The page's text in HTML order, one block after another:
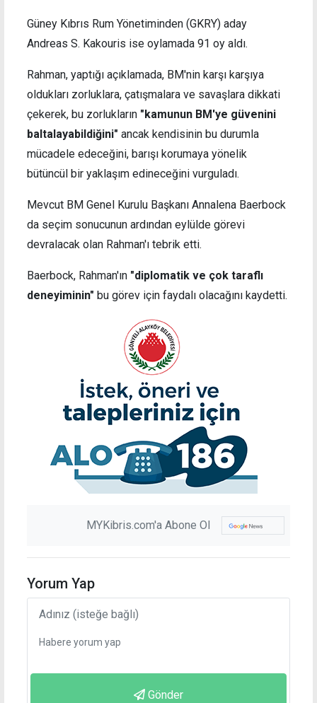
Güney Kıbrıs Rum Yönetiminden (GKRY) aday
Andreas S. Kakouris ise oylamada 91 oy aldı.
Rahman, yaptığı açıklamada, BM'nin karşı karşıya
oldukları zorluklara, çatışmalara ve savaşlara dikkati
çekerek, bu zorlukların "kamunun BM'ye güvenini
baltalayabildiğini" ancak kendisinin bu durumla
mücadele edeceğini, barışı korumaya yönelik
bütüncül bir yaklaşım edineceğini vurguladı.
Mevcut BM Genel Kurulu Başkanı Annalena Baerbock
da seçim sonucunun ardından eylülde görevi
devralacak olan Rahman'ı tebrik etti.
Baerbock, Rahman'ın "diplomatik ve çok taraflı
deneyiminin" bu görev için faydalı olacağını kaydetti.
MYKibris.com'a Abone Ol
Yorum Yap
Gönder